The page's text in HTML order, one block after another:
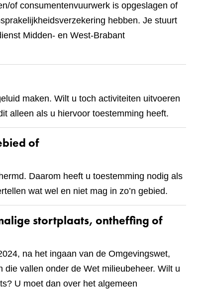
of consumentenvuurwerk is opgeslagen of
hebben. Je stuurt
Midden- en West-Brabant
maken. Wilt u toch activiteiten uitvoeren
alleen als u hiervoor toestemming heeft.
of
Daarom heeft u toestemming nodig als
wat wel en niet mag in zo’n gebied.
stortplaats, ontheffing of
na het ingaan van de Omgevingswet,
vallen onder de Wet milieubeheer. Wilt u
U moet dan over het algemeen